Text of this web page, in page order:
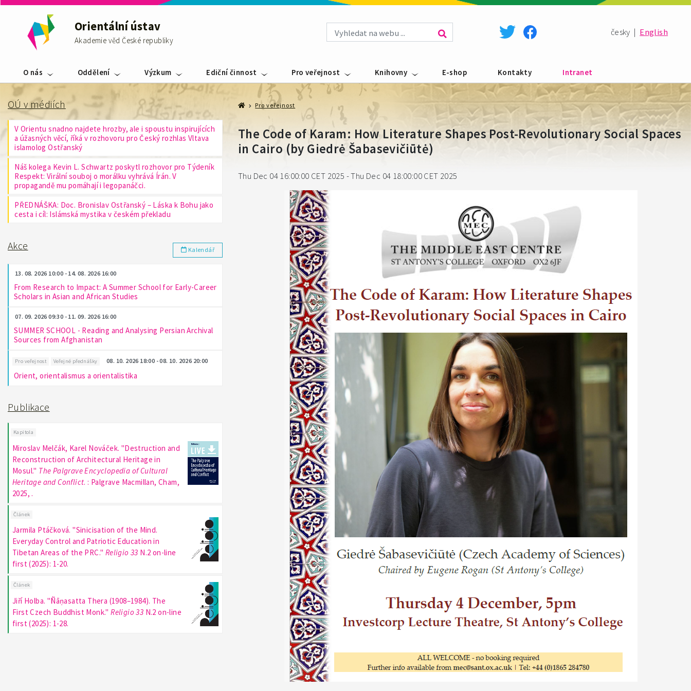
Orientální ústav
Akademie věd České republiky
česky | English
O nás Oddělení Výzkum Ediční činnost Pro veřejnost Knihovny E-shop Kontakty Intranet
OÚ v médiích
V Orientu snadno najdete hrozby, ale i spoustu inspirujících
a úžasných věcí, říká v rozhovoru pro Český rozhlas Vltava
islamolog Ostřanský
Náš kolega Kevin L. Schwartz poskytl rozhovor pro Týdeník
Respekt: Virální souboj o morálku vyhrává Írán. V
propagandě mu pomáhají i legopanáčci.
PŘEDNÁŠKA: Doc. Bronislav Ostřanský – Láska k Bohu jako
cesta i cíl: Islámská mystika v českém překladu
Akce Kalendář
13. 08. 2026 10:00 - 14. 08. 2026 16:00
From Research to Impact: A Summer School for Early-Career
Scholars in Asian and African Studies
07. 09. 2026 09:30 - 11. 09. 2026 16:00
SUMMER SCHOOL - Reading and Analysing Persian Archival
Sources from Afghanistan
Pro veřejnost Veřejné přednášky 08. 10. 2026 18:00 - 08. 10. 2026 20:00
Orient, orientalismus a orientalistika
Publikace
Kapitola
Miroslav Melčák, Karel Nováček. "Destruction and
Reconstruction of Architectural Heritage in
Mosul." The Palgrave Encyclopedia of Cultural
Heritage and Conflict. : Palgrave Macmillan, Cham,
2025, .
Článek
Jarmila Ptáčková. "Sinicisation of the Mind.
Everyday Control and Patriotic Education in
Tibetan Areas of the PRC." Religio 33 N.2 on-line
first (2025): 1-20.
Článek
Jiří Holba. "Ñāṇasatta Thera (1908–1984). The
First Czech Buddhist Monk."Religio 33 N.2 on-line
first (2025): 1-28.
Pro veřejnost
The Code of Karam: How Literature Shapes Post-Revolutionary Social Spaces
in Cairo (by Giedrė Šabasevičiūtė)
Thu Dec 04 16:00:00 CET 2025 - Thu Dec 04 18:00:00 CET 2025